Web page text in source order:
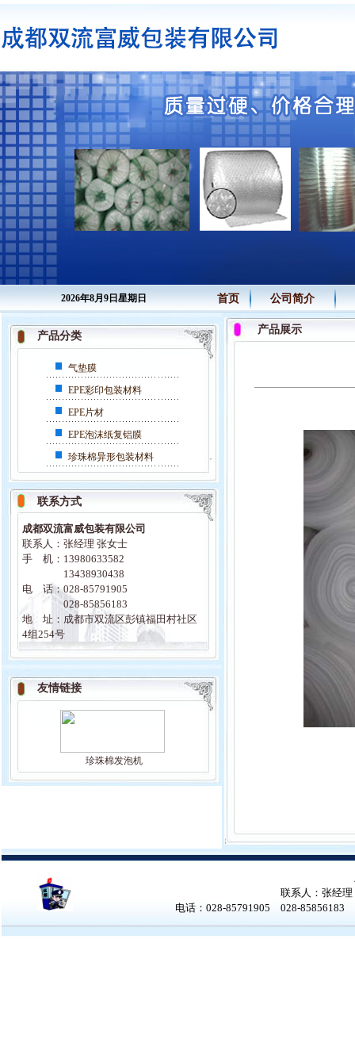
2026年8月9日星期日 首页 公司简介
产品分类
气垫膜
EPE彩印包装材料
EPE片材
EPE泡沫纸复铝膜
珍珠棉异形包装材料
联系方式
成都双流富威包装有限公司
联系人：张经理 张女士
手 机：13980633582
13438930438
电 话：028-85791905
028-85856183
地 址：成都市双流区彭镇福田村社区
4组254号
友情链接
珍珠棉发泡机
产品展示
联系人：张经
电话：028-85791905 028-85856183